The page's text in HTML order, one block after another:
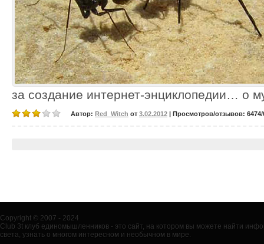
за создание интернет-энциклопедии… о
Автор: Red_Witch от 3.02.2012 | Просмотров/отзывов: 6474/
Copyright © 2007 - 2024
Club 3t клуб единомышленников - это сайт, на котором вы можете найти
света, узнать о многом интересном и необычном в мире.